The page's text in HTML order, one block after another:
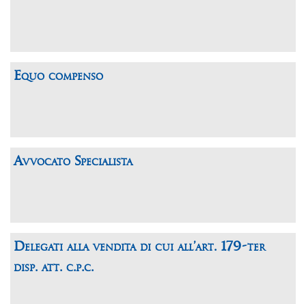
Equo compenso
Avvocato Specialista
Delegati alla vendita di cui all’art. 179-ter
disp. att. c.p.c.